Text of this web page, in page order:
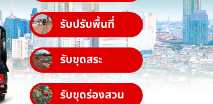
รับปรับพื้นที่
รับขุดสระ
รับขุดร่องสวน